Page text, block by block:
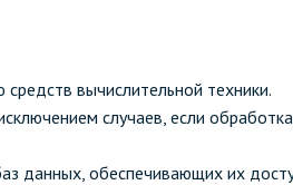
для посудомоечных машин
вычислительной техники.
случаев, если
данных, обеспечивающих их